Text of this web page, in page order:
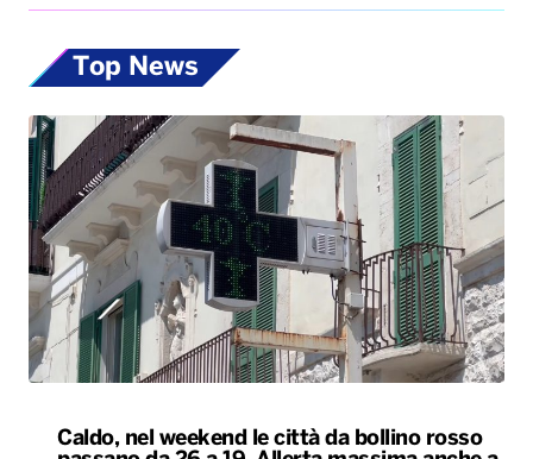
Top News
Caldo, nel weekend le città da bollino rosso